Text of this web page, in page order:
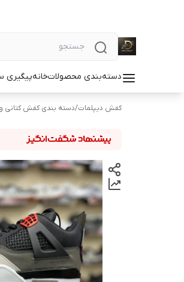
دسته‌بندی محصولاتخانهپیگیری
کفش دیپلمات/دسته بندی کفش کتانی